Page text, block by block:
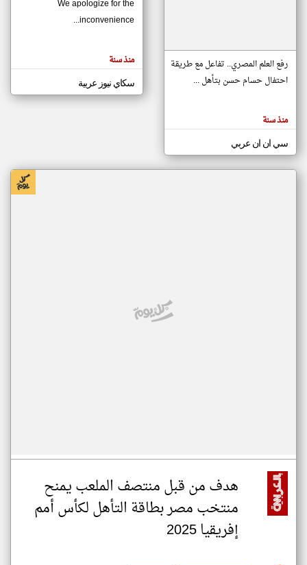
مصادر الأخبار من موريتانيا
اخبار موريتانيا على مدار الساعة
أهم اخبار موريتانيا العاجلة والمباشرة
المقالات
الموجوده
هنا عن
رفع العلم المصري.. تفاعل مع طريقة
احتفال حسام حسن بتأهل ...
منذ سنة
سي ان ان عربي
We apologize for the
inconvenience...
منذ سنة
سكاي نيوز عربية
هدف من قبل منتصف الملعب يمنح
منتخب مصر بطاقة التأهل لكأس أمم
إفريقيا 2025
klyoum.com